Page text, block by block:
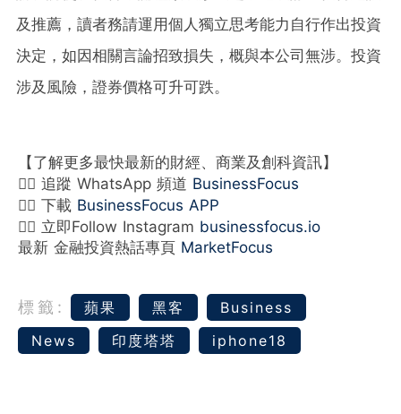
及推薦，讀者務請運用個人獨立思考能力自行作出投資
決定，如因相關言論招致損失，概與本公司無涉。投資
涉及風險，證券價格可升可跌。
【了解更多最快最新的財經、商業及創科資訊】
👉🏻 追蹤 WhatsApp 頻道 BusinessFocus
👉🏻 下載 BusinessFocus APP
👉🏻 立即Follow Instagram businessfocus.io
最新 金融投資熱話專頁 MarketFocus
標籤: 蘋果 黑客
Business
News
印度塔塔 iphone18